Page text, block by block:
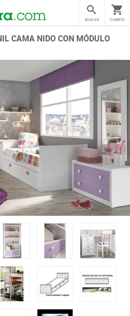
CARRITO
BUSCAR
CAMA NIDO CON MÓDULO